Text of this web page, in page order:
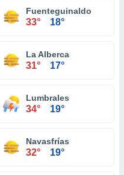
Fuenteguinaldo
33° 18°
La Alberca
31° 17°
Lumbrales
34° 19°
Navasfrías
32° 19°